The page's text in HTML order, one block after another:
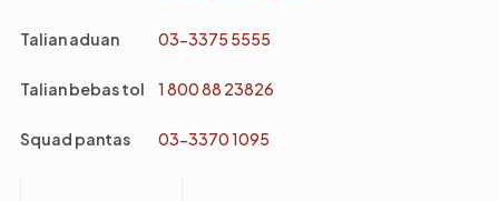
Talian aduan 03-3375 5555
Talian bebas tol 1 800 88 23826
Squad pantas 03-3370 1095